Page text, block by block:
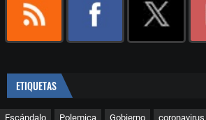
ETIQUETAS
Escándalo Polemica Gobierno coronavirus